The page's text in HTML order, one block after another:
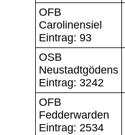
OFB
Carolinensiel
Eintrag: 93
OSB
Neustadtgödens
Eintrag: 3242
OFB
Fedderwarden
Eintrag: 2534